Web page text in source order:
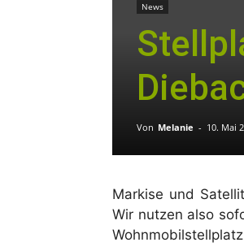
News
Von Melanie - 10. Mai
Markise und
Wir nutzen also